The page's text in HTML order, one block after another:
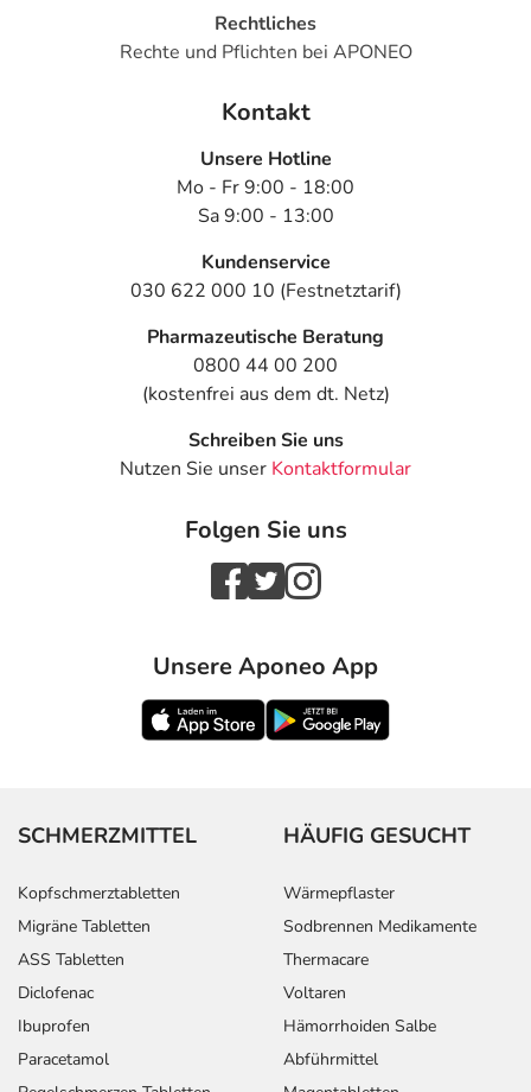
Rechtliches
Rechte und Pflichten bei APONEO
Kontakt
Unsere Hotline
Mo - Fr 9:00 - 18:00
Sa 9:00 - 13:00
Kundenservice
030 622 000 10 (Festnetztarif)
Pharmazeutische Beratung
0800 44 00 200
(kostenfrei aus dem dt. Netz)
Schreiben Sie uns
Nutzen Sie unser Kontaktformular
Folgen Sie uns
Unsere Aponeo App
SCHMERZMITTEL
Kopfschmerztabletten
Migräne Tabletten
ASS Tabletten
Diclofenac
Ibuprofen
Paracetamol
HÄUFIG GESUCHT
Wärmepflaster
Sodbrennen Medikamente
Thermacare
Voltaren
Hämorrhoiden Salbe
Abführmittel